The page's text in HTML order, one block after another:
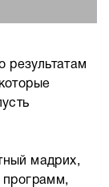
результатам
мадрих,
программ,